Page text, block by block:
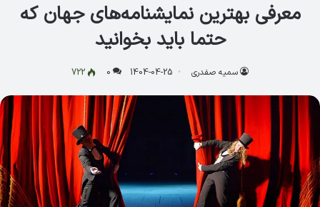
معرفی بهترین نمایشنامه‌های جهان که
حتما باید بخوانید
سمیه صفدری 1404-04-25
0
722